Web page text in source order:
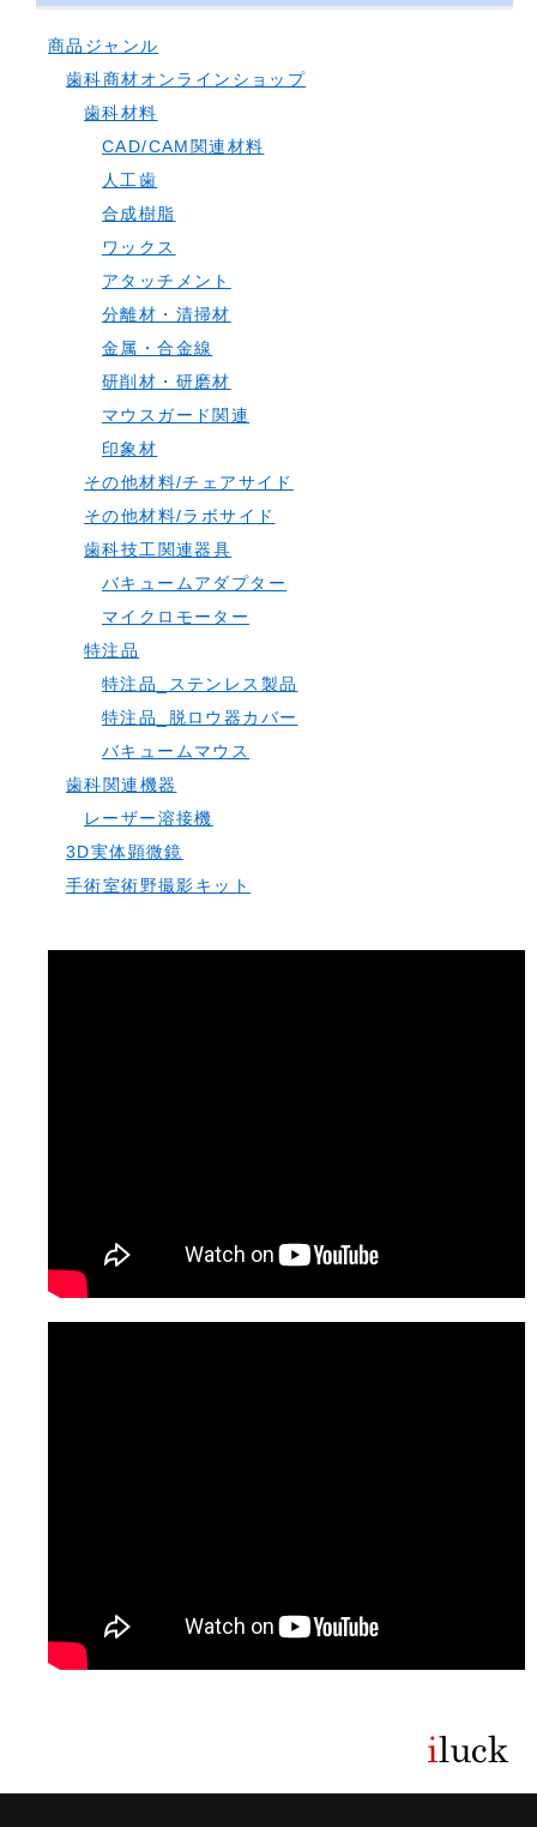
商品ジャンル
歯科商材オンラインショップ
歯科材料
CAD/CAM関連材料
人工歯
合成樹脂
ワックス
アタッチメント
分離材・清掃材
金属・合金線
研削材・研磨材
マウスガード関連
印象材
その他材料/チェアサイド
その他材料/ラボサイド
歯科技工関連器具
バキュームアダプター
マイクロモーター
特注品
特注品_ステンレス製品
特注品_脱ロウ器カバー
バキュームマウス
歯科関連機器
レーザー溶接機
3D実体顕微鏡
手術室術野撮影キット